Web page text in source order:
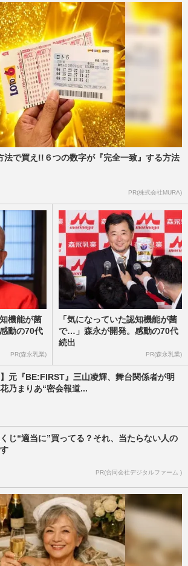
法で買え!!６つの数字が『完全一致』する方法
PR(株式会社MURA)
機能が菌
動の70代
PR(森永乳業)
「気になっていた認知機能が菌
で…」森永が開発。感動の70代
続出
PR(森永乳業)
】元『BE:FIRST』三山凌輝、舞台関係者が明
乃まりあ“密会報道...
じ“適当に”買ってる？それ、当たらない人の
PR(合同会社デジタルファーム )